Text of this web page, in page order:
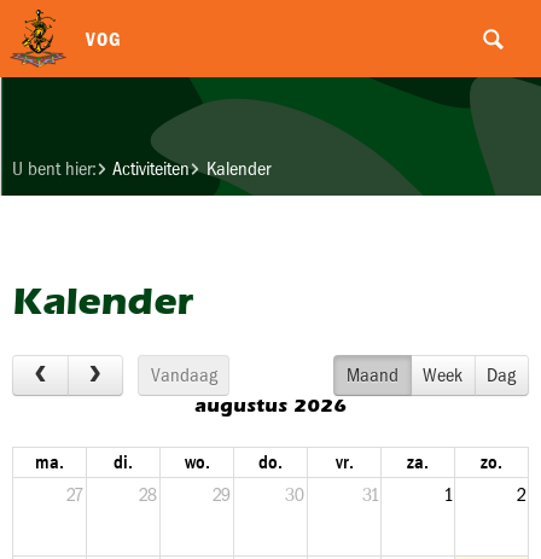
VOG
U bent hier: Activiteiten Kalender
Kalender
Vandaag Maand Week Dag
augustus 2026
ma. di. wo. do. vr. za.
zo.
27
28 29 30 31 1 2